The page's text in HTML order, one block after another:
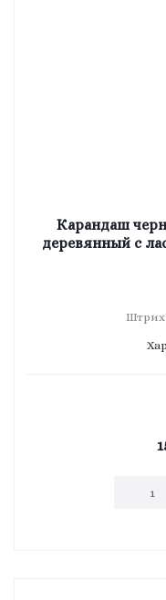
Карандаш
деревянный с